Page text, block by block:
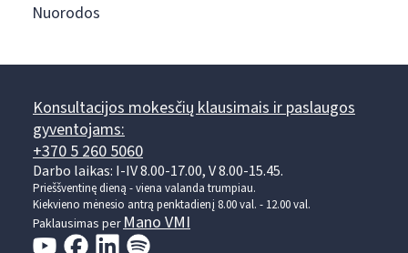
Nuorodos
Konsultacijos mokesčių klausimais ir paslaugos
gyventojams:
+370 5 260 5060
Darbo laikas: I-IV 8.00-17.00, V 8.00-15.45.
Prieššventinę dieną - viena valanda trumpiau.
Kiekvieno mėnesio antrą penktadienį 8.00 val. - 12.00 val.
Paklausimas perMano VMI